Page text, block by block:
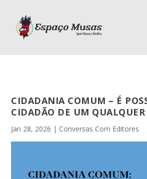
CIDADANIA COMUM – É
CIDADÃO DE UM QUALQUER
Jan 28, 2026 | Conversas Com Editores